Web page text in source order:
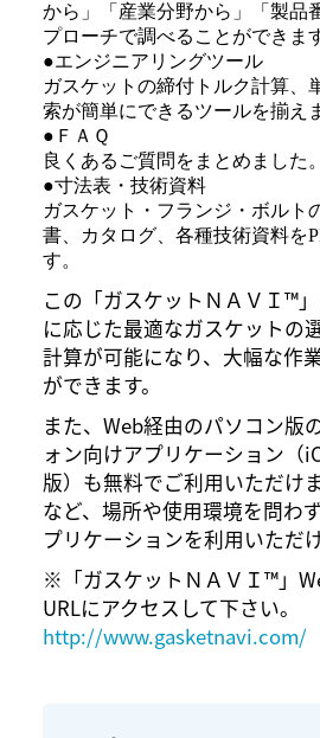
から」「産業分野から」「製品
プローチで調べることができま
●エンジニアリングツール
ガスケットの締付トルク計算、
索が簡単にできるツールを揃え
●ＦＡＱ
良くあるご質問をまとめました。
●寸法表・技術資料
ガスケット・フランジ・ボルト
書、カタログ、各種技術資料を
す。
この「ガスケットＮＡＶＩ™
に応じた最適なガスケットの
計算が可能になり、大幅な作
ができます。
また、Web経由のパソコン版
ォン向けアプリケーション（
版）も無料でご利用いただけ
など、場所や使用環境を問わ
プリケーションを利用いただけ
※「ガスケットＮＡＶＩ™」
URLにアクセスして下さい。
http://www.gasketnavi.com/